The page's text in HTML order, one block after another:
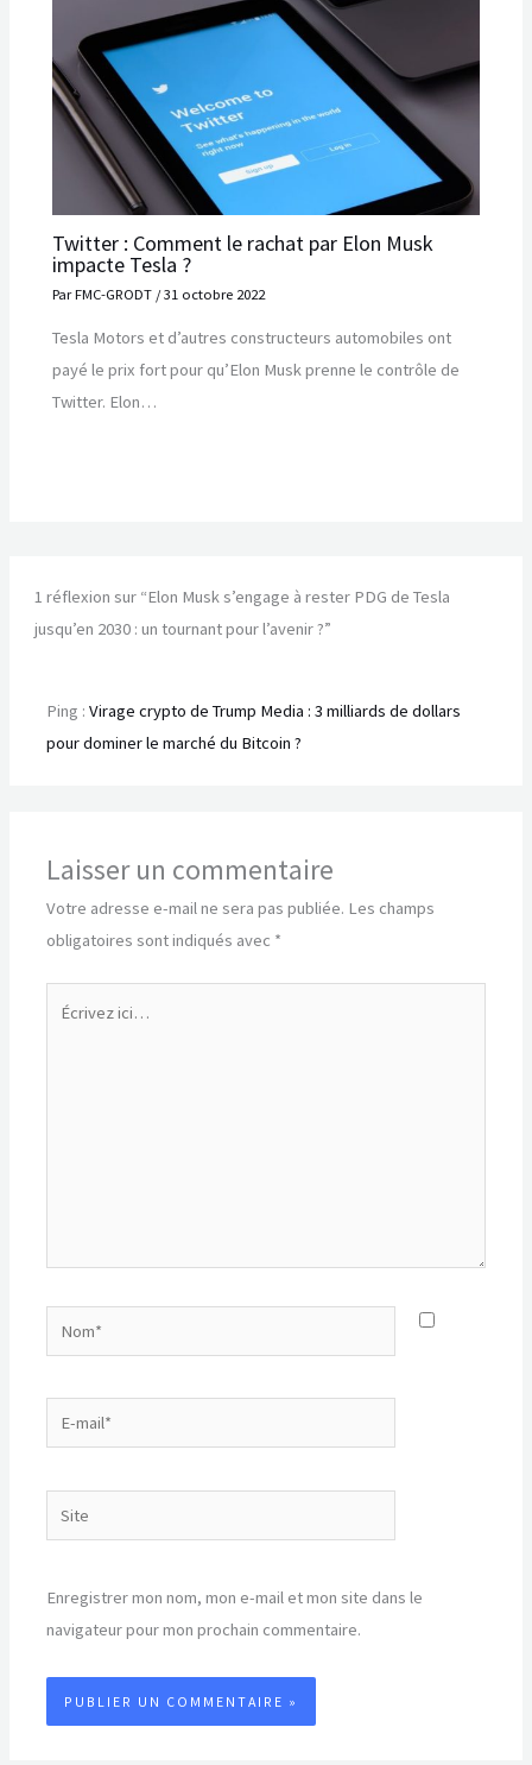
Twitter : Comment le rachat par Elon Musk
impacte Tesla ?
ParFMC-GRODT /31 octobre 2022
Tesla Motors et d’autres constructeurs automobiles ont
payé le prix fort pour qu’Elon Musk prenne le contrôle de
Twitter. Elon…
1 réflexion sur “Elon Musk s’engage à rester PDG de Tesla
jusqu’en 2030 : un tournant pour l’avenir ?”
Ping :Virage crypto de Trump Media : 3 milliards de dollars
pour dominer le marché du Bitcoin ?
Laisser un commentaire
Votre adresse e-mail ne sera pas publiée. Les champs
obligatoires sont indiqués avec *
mail*
Site
Enregistrer mon nom, mon e-mail et mon site dans le
navigateur pour mon prochain commentaire.